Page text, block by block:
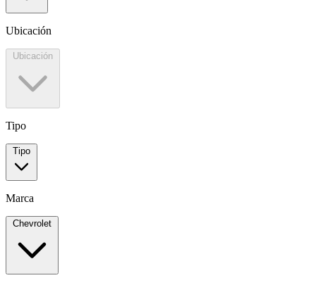
Ubicación
Ubicación
Tipo
Tipo
Marca
Chevrolet